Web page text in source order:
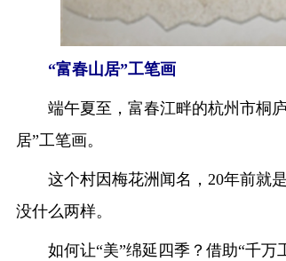
“富春山居”工笔画
端午夏至，富春江畔的杭州市桐庐
居”工笔画。
这个村因梅花洲闻名，20年前就是
没什么两样。
如何让“美”绵延四季？借助“千万